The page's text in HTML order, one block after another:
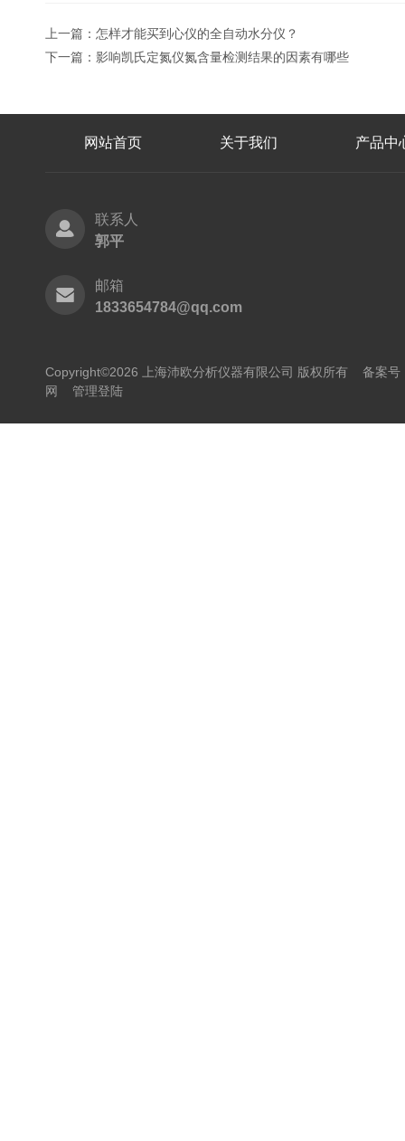
上一篇： 怎样才能买到心仪的全自动水分仪？
下一篇： 影响凯氏定氮仪氮含量检测结果的因素有哪些
网站首页 关于我们 产品中
联系人
郭平
邮箱
1833654784@qq.com
Copyright©2026 上海沛欧分析仪器有限公司 版权所有 备案号
网
管理登陆